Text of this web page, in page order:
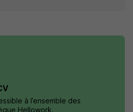
à l’ensemble des
Hellowork.